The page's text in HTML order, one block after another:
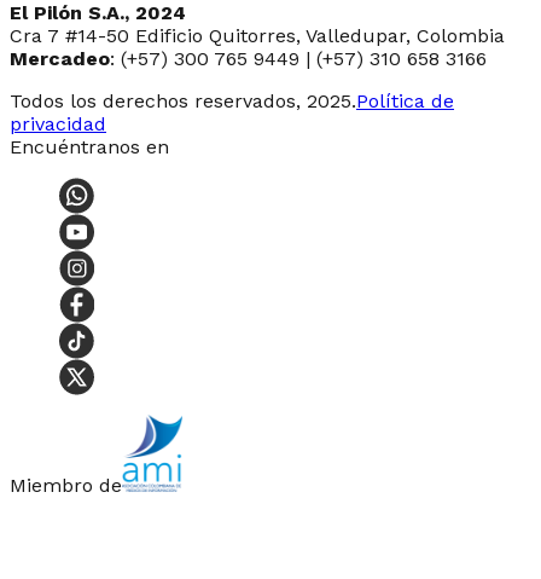
El Pilón S.A., 2024
Cra 7 #14-50 Edificio Quitorres, Valledupar, Colombia
Mercadeo: (+57) 300 765 9449 | (+57) 310 658 3166
Todos los derechos reservados, 2025.Política de
privacidad
Encuéntranos en
Miembro de